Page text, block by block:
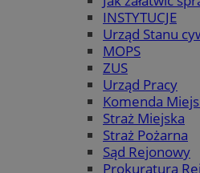
INSTYTUCJE
Urząd Stanu
MOPS
ZUS
Urząd Pracy
Komenda
Straż Miejska
Straż Pożarna
Sąd Rejonowy
Prokuratura